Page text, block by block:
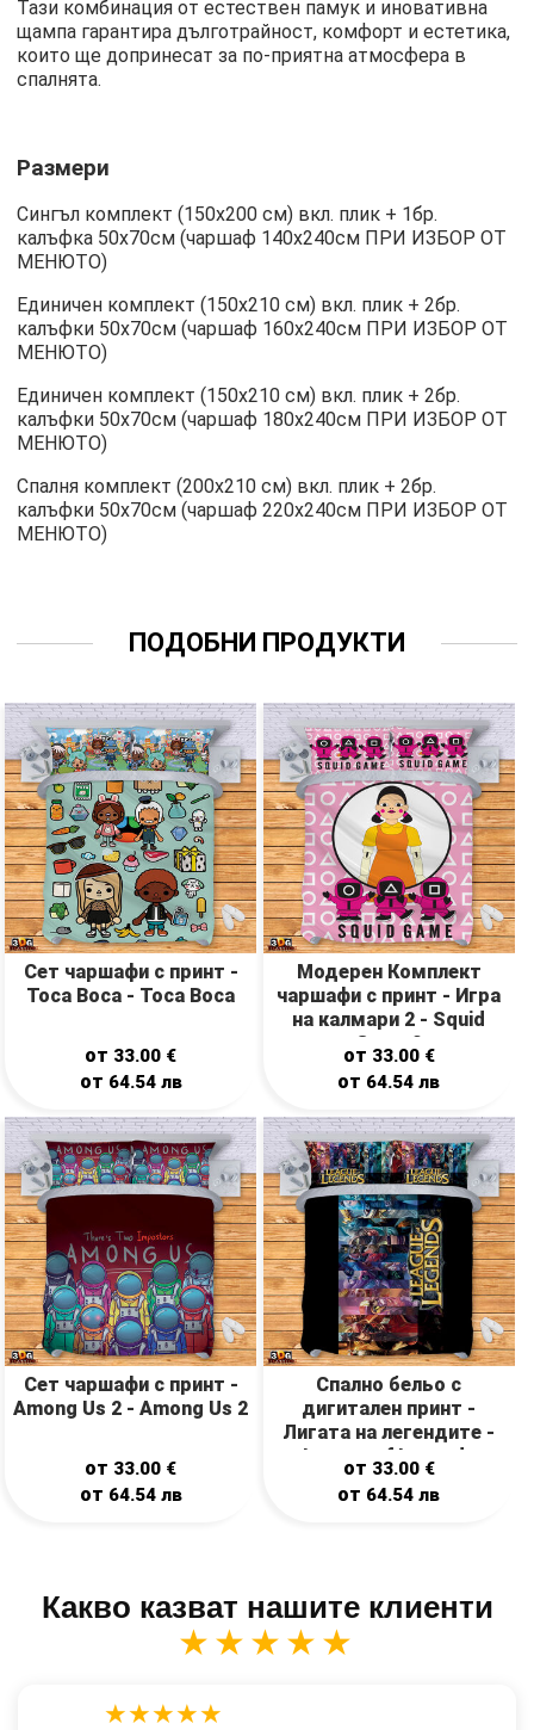
Тази комбинация от естествен памук и иновативна
щампа гарантира дълготрайност, комфорт и естетика,
които ще допринесат за по-приятна атмосфера в
спалнята.
Размери
Сингъл комплект (150х200 см) вкл. плик + 1бр.
калъфка 50х70см (чаршаф 140х240см ПРИ ИЗБОР ОТ
МЕНЮТО)
Единичен комплект (150х210 см) вкл. плик + 2бр.
калъфки 50х70см (чаршаф 160х240см ПРИ ИЗБОР ОТ
МЕНЮТО)
Единичен комплект (150х210 см) вкл. плик + 2бр.
калъфки 50х70см (чаршаф 180х240см ПРИ ИЗБОР ОТ
МЕНЮТО)
Спалня комплект (200х210 см) вкл. плик + 2бр.
калъфки 50х70см (чаршаф 220х240см ПРИ ИЗБОР ОТ
МЕНЮТО)
ПОДОБНИ ПРОДУКТИ
Сет чаршафи с принт -
Toca Boca - Toca Boca
от 33.00 €
от 64.54 лв
Модерен Комплект
чаршафи с принт - Игра
на калмари 2 - Squid
Game 2
от 33.00 €
от 64.54лв
Сет чаршафи с принт -
Among Us 2 - Among Us 2
от 33.00 €
от 64.54 лв
Спално бельо с
дигитален принт -
Лигата на легендите -
League of Legends
от 33.00 €
от 64.54лв
Какво казват нашите клиенти
★★★★★
★★★★★